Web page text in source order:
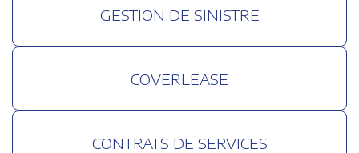
GESTION DE SINISTRE
COVERLEASE
CONTRATS DE SERVICES